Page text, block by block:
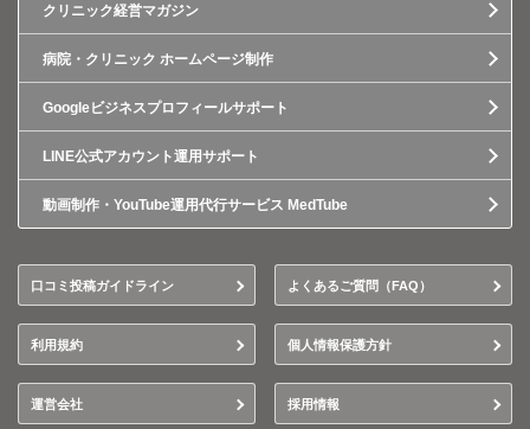
クリニック経営マガジン
病院・クリニック ホームページ制作
Googleビジネスプロフィールサポート
LINE公式アカウント運用サポート
動画制作・YouTube運用代行サービス MedTube
口コミ投稿ガイドライン よくあるご質問（FAQ）
利用規約 個人情報保護方針
運営会社 採用情報